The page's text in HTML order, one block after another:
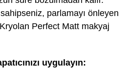
parlamayı önleyen
Perfect Matt makyaj
uygulayın: